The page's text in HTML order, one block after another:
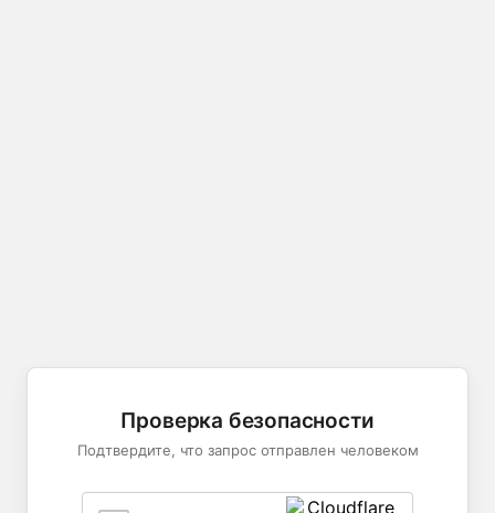
Проверка безопасности
Подтвердите, что запрос отправлен человеком